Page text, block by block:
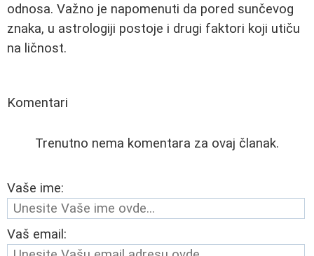
odnosa. Važno je napomenuti da pored sunčevog
znaka, u astrologiji postoje i drugi faktori koji utiču
na ličnost.
Komentari
Trenutno nema komentara za ovaj članak.
Vaše ime:
Vaš email: